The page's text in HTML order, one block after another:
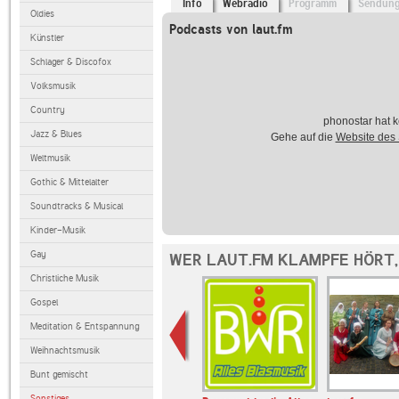
Oldies
Künstler
Schlager & Discofox
Volksmusik
Country
Jazz & Blues
Weltmusik
Gothic & Mittelalter
Soundtracks & Musical
Kinder-Musik
Gay
Christliche Musik
Gospel
Meditation & Entspannung
Weihnachtsmusik
Bunt gemischt
Info Webradio Programm
Podcasts von laut.fm
phonostar hat
Gehe auf die Website des
WER LAUT.FM KLAMPFE